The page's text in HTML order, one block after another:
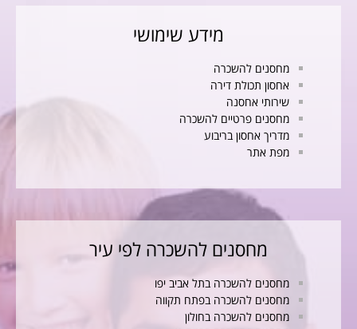
מידע שימושי
מחסנים להשכרה
אחסון תכולת דירה
שירותי אחסנה
מחסנים פרטיים להשכרה
מדריך אחסון בריבוע
מפת אתר
מחסנים להשכרה לפי עיר
מחסנים להשכרה בתל אביב יפו
מחסנים להשכרה בפתח תקווה
מחסנים להשכרה בחולון